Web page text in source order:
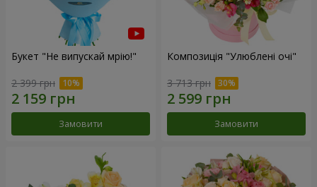
Букет "Не випускай мрію!"
2 399 грн
Замовити
Композиція "Улюблені очі"
3 713 грн
Замовити